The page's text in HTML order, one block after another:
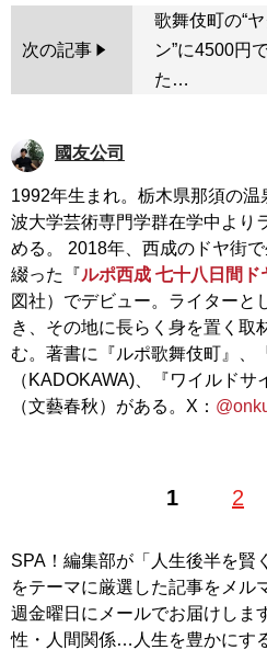
次の記事
歌舞伎町の“
ン”に4500円
た…
國友公司
1992年生まれ。栃木県那須の温
波大学芸術専門学群在学中より
める。 2018年、西成のドヤ街
綴った『ルポ西成 七十八日間ド
図社）でデビュー。ライターと
き、その地に長らく身を置く取
む。著書に『ルポ歌舞伎町』、
（KADOKAWA)、『ワイルドサ
（文藝春秋）がある。X：
1 2
SPA！編集部が「人生後半を賢
をテーマに厳選した記事をメル
週金曜日にメールでお届けしま
性・人間関係…人生を豊かにす